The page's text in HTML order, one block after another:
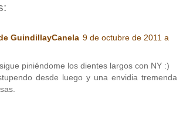
GuindillayCanela 9 de octubre de 2011 a
piniéndome los dientes largos con NY :)
desde luego y una envidia tremenda